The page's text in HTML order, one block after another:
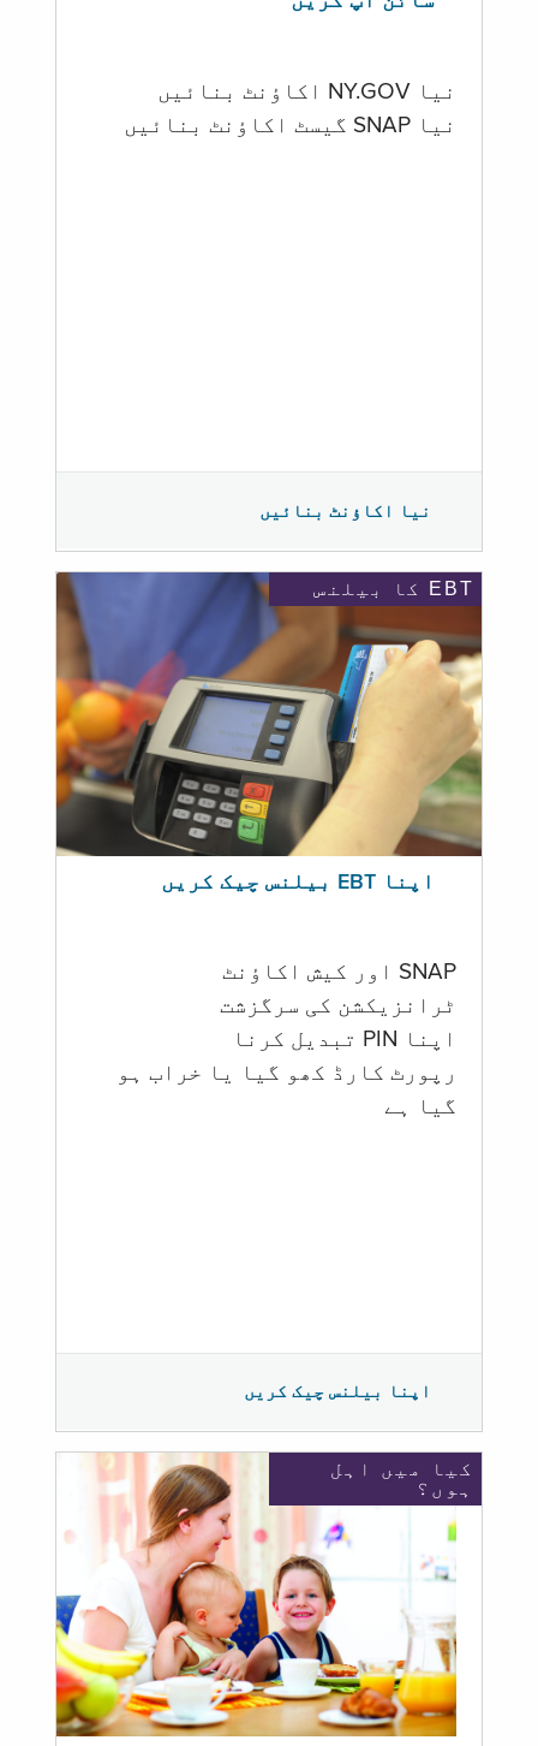
نیا NY.GOV اکاؤنٹ بنائیں
نیا SNAP گیسٹ اکاؤنٹ بنائیں
نیا اکاؤنٹ بنائیں
EBT کا بیلنس
اپنا EBT بیلنس چیک کریں
SNAP اور کیش اکاؤنٹ
ٹرانزیکشن کی سرگزشت
اپنا PIN تبدیل کرنا
رپورٹ کارڈ کھو گیا یا خراب ہو
گيا ہے
اپنا بیلنس چیک کریں
کیا میں اہل
ہوں؟